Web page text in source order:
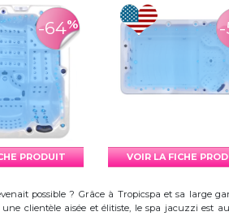
-64%
PRODUIT
-
VOIR LA FICHE
possible ? Grâce à Tropicspa et sa large
clientèle aisée et élitiste, le spa jacuzzi